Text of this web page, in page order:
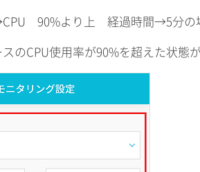
90%より上 経過時間→5分の
のCPU使用率が90%を超えた状態